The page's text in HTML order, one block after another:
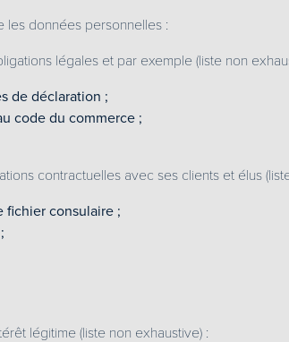
les données personnelles :
légales et par exemple (liste non
de déclaration ;
code du commerce ;
contractuelles avec ses clients et élus
fichier consulaire ;
légitime (liste non exhaustive) :